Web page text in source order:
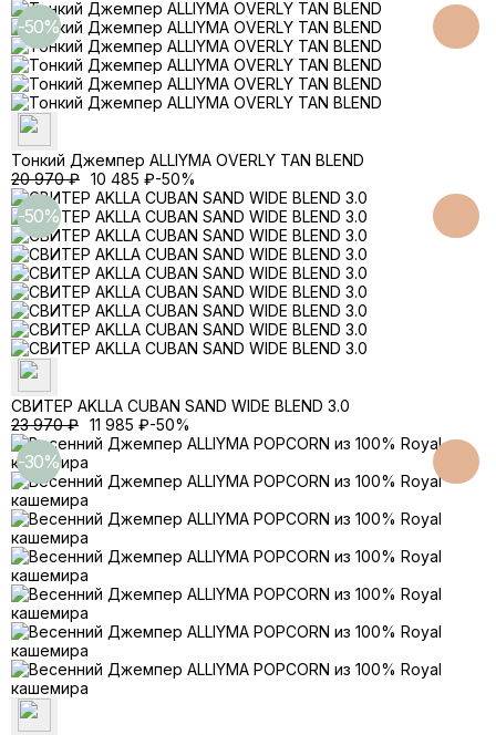
-50%
Тонкий Джемпер ALLIYMA OVERLY TAN BLEND
20 970₽ 10 485 ₽-50%
-50%
СВИТЕР AKLLA CUBAN SAND WIDE BLEND 3.0
23 970₽ 11 985 ₽-50%
-30%